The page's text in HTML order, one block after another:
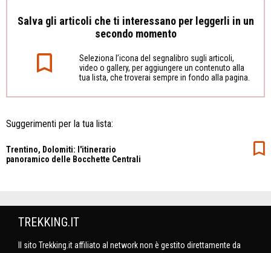
Salva gli articoli che ti interessano per leggerli in un
secondo momento
Seleziona l’icona del segnalibro sugli articoli,
video o gallery, per aggiungere un contenuto alla
tua lista, che troverai sempre in fondo alla pagina.
Suggerimenti per la tua lista:
Trentino, Dolomiti: l'itinerario
panoramico delle Bocchette Centrali
TREKKING.IT
Il sito Trekking.it affiliato al network non è gestito direttamente da